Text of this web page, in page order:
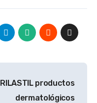
RILASTIL productos
dermatológicos